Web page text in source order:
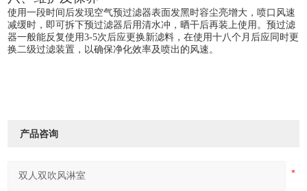
使用一段时间后发现空气预过滤器表面发黑时容尘亮增大，喷口风速
减缓时，即可拆下预过滤器后用清水冲，晒干后再装上使用。预过滤
器一般能反复使用3-5次后应更换新滤料，在使用十八个月后应同时更
换二级过滤装置，以确保净化效率及喷出的风速。
产品咨询